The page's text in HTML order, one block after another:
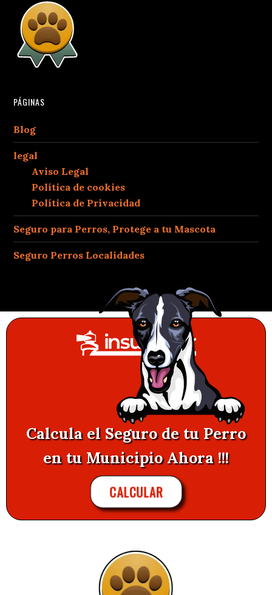
PÁGINAS
Blog
legal
Aviso Legal
Política de cookies
Política de Privacidad
Seguro para Perros, Protege a tu Mascota
Seguro Perros Localidades
Calcula el Seguro de tu Perro
en tu Municipio Ahora !!!
CALCULAR